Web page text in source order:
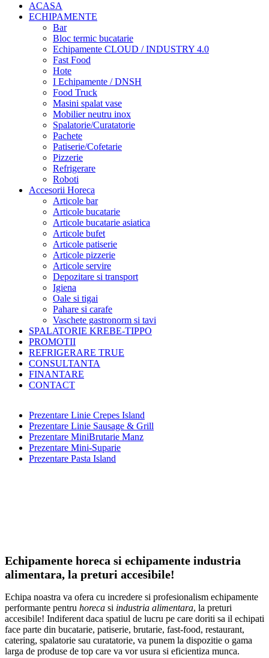
ACASA
ECHIPAMENTE
Bar
Bloc termic bucatarie
Echipamente CLOUD / INDUSTRY 4.0
Fast Food
Hote
I Echipamente / DNSH
Food Truck
Masini spalat vase
Mobilier neutru inox
Spalatorie/Curatatorie
Pachete
Patiserie/Cofetarie
Pizzerie
Refrigerare
Roboti
Accesorii Horeca
Articole bar
Articole bucatarie
Articole bucatarie asiatica
Articole bufet
Articole patiserie
Articole pizzerie
Articole servire
Depozitare si transport
Igiena
Oale si tigai
Pahare si carafe
Vaschete gastronorm si tavi
SPALATORIE KREBE-TIPPO
PROMOTII
REFRIGERARE TRUE
CONSULTANTA
FINANTARE
CONTACT
Prezentare Linie Crepes Island
Prezentare Linie Sausage & Grill
Prezentare MiniBrutarie Manz
Prezentare Mini-Suparie
Prezentare Pasta Island
Echipamente horeca si echipamente industria
alimentara, la preturi accesibile!
Echipa noastra va ofera cu incredere si profesionalism echipamente
performante pentru horeca si industria alimentara, la preturi
accesibile! Indiferent daca spatiul de lucru pe care doriti sa il echipati
face parte din bucatarie, patiserie, brutarie, fast-food, restaurant,
catering, spalatorie sau curatatorie, va punem la dispozitie o gama
larga de produse de top care va vor usura si eficientiza munca.